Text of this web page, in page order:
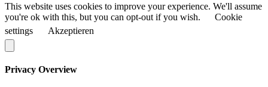
This website uses cookies to improve your experience. We'll assume
you're ok with this, but you can opt-out if you wish.
Cookie
settings
Akzeptieren
Privacy Overview